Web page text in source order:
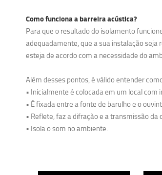
Como funciona a barreira acústica?
Para que o resultado do isolamento
adequadamente, que a sua instalação seja
esteja de acordo com a necessidade do
Além desses pontos, é válido entender
• Inicialmente é colocada em um local com
• É fixada entre a fonte de barulho e o
• Reflete, faz a difração e a transmissão da
• Isola o som no ambiente.